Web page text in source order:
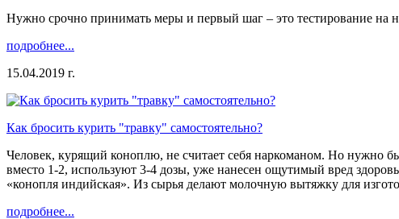
Нужно срочно принимать меры и первый шаг – это тестирование на
подробнее...
15.04.2019 г.
Как бросить курить "травку" самостоятельно?
Человек, курящий коноплю, не считает себя наркоманом. Но нужно
вместо 1-2, используют 3-4 дозы, уже нанесен ощутимый вред
«конопля индийская». Из сырья делают молочную вытяжку для
подробнее...